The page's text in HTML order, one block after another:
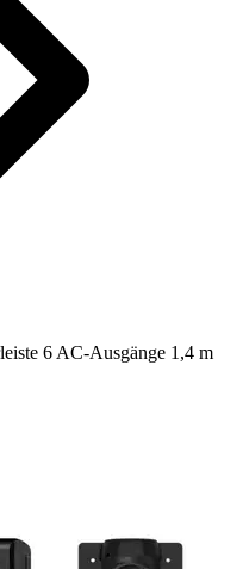
6 AC-Ausgänge 1,4 m